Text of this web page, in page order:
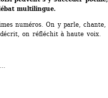
multilingue.
numéros. On y parle, chante,
on réfléchit à haute voix.